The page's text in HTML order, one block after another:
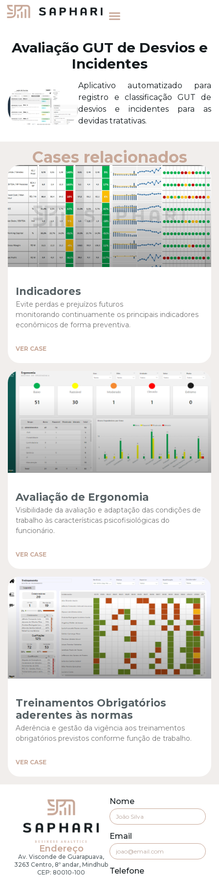
Avaliação GUT de Desvios e
Incidentes
Aplicativo automatizado para
registro e classificação GUT de
desvios e incidentes para as
devidas tratativas.
Cases relacionados
Indicadores
Evite perdas e prejuízos futuros
monitorando continuamente os principais indicadores
econômicos de forma preventiva.
VER CASE
Avaliação de Ergonomia
Visibilidade da avaliação e adaptação das condições de
trabalho às características psicofisiológicas do
funcionário.
VER CASE
Treinamentos Obrigatórios
aderentes às normas
Aderência e gestão da vigência aos treinamentos
obrigatórios previstos conforme função de trabalho.
VER CASE
Endereço
Av. Visconde de Guarapuava,
3263 Centro, 8º andar, Mindhub
CEP: 80010-100
Nome
Email
Telefone